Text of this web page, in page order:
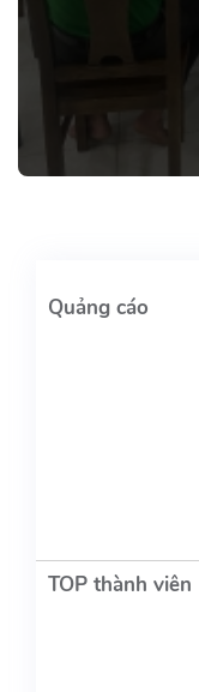
TOP thành viên